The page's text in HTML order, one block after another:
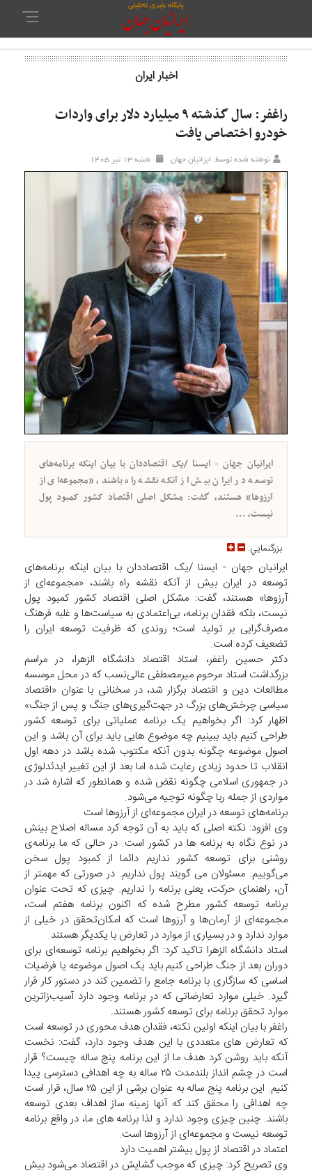
اخبار ایران
راغفر: سال گذشته ۹ میلیارد دلار برای واردات
خودرو اختصاص یافت
نوشته شده توسط: ایرانیان جهان شنبه ۱۳ تير ۱۴۰۵
ایرانیان جهان - ایسنا /یک اقتصاددان با بیان اینکه برنامه‌های
توسعه در ایران بیش از آنکه نقشه راه باشند، «مجموعه‌ای از
آرزوها» هستند، گفت: مشکل اصلی اقتصاد کشور کمبود پول
نیست، ...
بزرگنمايي:
ایرانیان جهان - ایسنا /یک اقتصاددان با بیان اینکه برنامه‌های
توسعه در ایران بیش از آنکه نقشه راه باشند، «مجموعه‌ای از
آرزوها» هستند، گفت: مشکل اصلی اقتصاد کشور کمبود پول
نیست، بلکه فقدان برنامه، بی‌اعتمادی به سیاست‌ها و غلبه فرهنگ
مصرف‌گرایی بر تولید است؛ روندی که ظرفیت توسعه ایران را
تضعیف کرده است.
دکتر حسین راغفر، استاد اقتصاد دانشگاه الزهرا، در مراسم
بزرگداشت استاد مرحوم میرمصطفی عالی‌نسب که در محل موسسه
مطالعات دین و اقتصاد برگزار شد، در سخنانی با عنوان «اقتصاد
سیاسی چرخش‌های بزرگ در جهت‌گیری‌های جنگ و پس از جنگ»
اظهار کرد: اگر بخواهیم یک برنامه عملیاتی برای توسعه کشور
طراحی کنیم باید ببینیم چه موضوع هایی باید برای آن باشد و این
اصول موضوعه چگونه بدون آنکه مکتوب شده باشد در دهه اول
انقلاب تا حدود زیادی رعایت شده اما بعد از این تغییر ایدئدلوژی
در جمهوری اسلامی چگونه نقض شده و همانطور که اشاره شد در
مواردی از جمله ربا چگونه توجیه می‌شود.
برنامه‌های توسعه در ایران مجموعه‌ای از آرزوها است
وی افزود: نکته اصلی که باید به آن توجه کرد مساله اصلاح بینش
در نوع نگاه به برنامه ها در کشور است. در حالی که ما برنامه‌ی
روشنی برای توسعه کشور نداریم دائما از کمبود پول سخن
می‌گوییم. مسئولان می گویند پول نداریم. در صورتی که مهمتر از
آن، راهنمای حرکت، یعنی برنامه را نداریم. چیزی که تحت عنوان
برنامه توسعه کشور مطرح شده که اکنون برنامه هفتم است،
مجموعه‌ای از آرمان‌ها و آرزوها است که امکان‌تحقق در خیلی از
موارد ندارد و در بسیاری از موارد در تعارض با یکدیگر هستند.
استاد دانشگاه الزهرا تاکید کرد: اگر بخواهیم برنامه توسعه‌ای برای
دوران بعد از جنگ طراحی کنیم باید یک اصول موضوعه یا فرضیات
اساسی که سازگاری با برنامه جامع را تضمین کند در دستور کار قرار
گیرد. خیلی موارد تعارضاتی که در برنامه وجود دارد آسیب‌زاترین
موارد تحقق برنامه برای توسعه کشور هستند.
راغفر با بیان اینکه اولین نکته، فقدان هدف محوری در توسعه است
که تعارض های متعددی با این هدف وجود دارد، گفت: نخست
آنکه باید روشن کرد هدف ما از این برنامه پنج ساله چیست؟ قرار
است در چشم انداز بلندمدت ۲۵ ساله به چه اهدافی دسترسی پیدا
کنیم. این برنامه پنج ساله به عنوان برشی از این ۲۵ سال، قرار است
چه اهدافی را محقق کند که آنها زمینه ساز اهداف بعدی توسعه
باشند. چنین چیزی وجود ندارد و لذا برنامه های ما، در واقع برنامه
توسعه نیست و مجموعه‌ای از آرزوها است.
اعتماد در اقتصاد از پول بیشتر اهمیت دارد
وی تصریح کرد: چیزی که موجب گشایش در اقتصاد می‌شود بیش